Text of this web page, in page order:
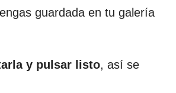
guardada en tu galería
y pulsar listo, así se